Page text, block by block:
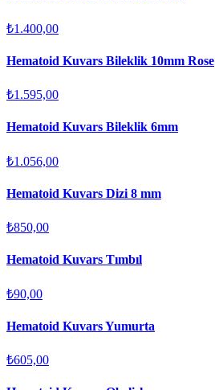
₺1.400,00
Hematoid Kuvars Bileklik 10mm Rose
₺1.595,00
Hematoid Kuvars Bileklik 6mm
₺1.056,00
Hematoid Kuvars Dizi 8 mm
₺850,00
Hematoid Kuvars Tımbıl
₺90,00
Hematoid Kuvars Yumurta
₺605,00